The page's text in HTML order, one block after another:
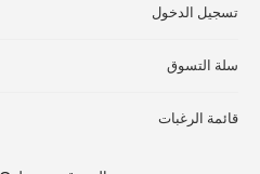
تسجيل الدخول
سلة التسوق
قائمة الرغبات